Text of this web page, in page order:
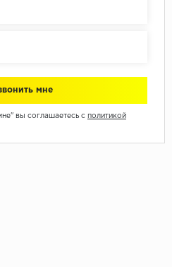
вы соглашаетесь с политикой